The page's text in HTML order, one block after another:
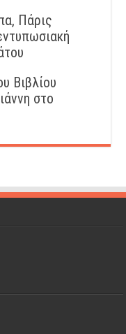
Πάρις
Βιβλίου
στο